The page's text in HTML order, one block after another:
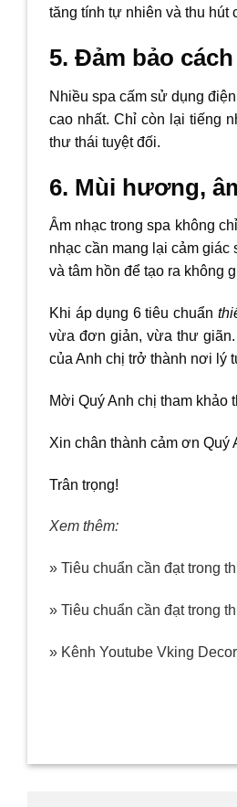
tăng tính tự nhiên và thu hút
5. Đảm bảo
Nhiều spa cấm sử dụng
cao nhất. Chỉ còn lại tiếng
thư thái tuyệt đối.
6. Mùi hương,
Âm nhạc trong spa không
nhạc cần mang lại cảm
và tâm hồn để tạo ra không
Khi áp dụng 6 tiêu chuẩn
vừa đơn giản, vừa thư
của Anh chị trở thành nơi lý
Mời Quý Anh chị tham khảo
Xin chân thành cảm ơn Quý
Trân trọng!
Xem thêm:
» Tiêu chuẩn cần đạt trong
» Tiêu chuẩn cần đạt trong
» Kênh Youtube Vking